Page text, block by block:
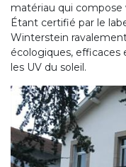
matériau qui compose
Étant certifié par le
Winterstein
écologiques, efficaces
les UV du soleil.